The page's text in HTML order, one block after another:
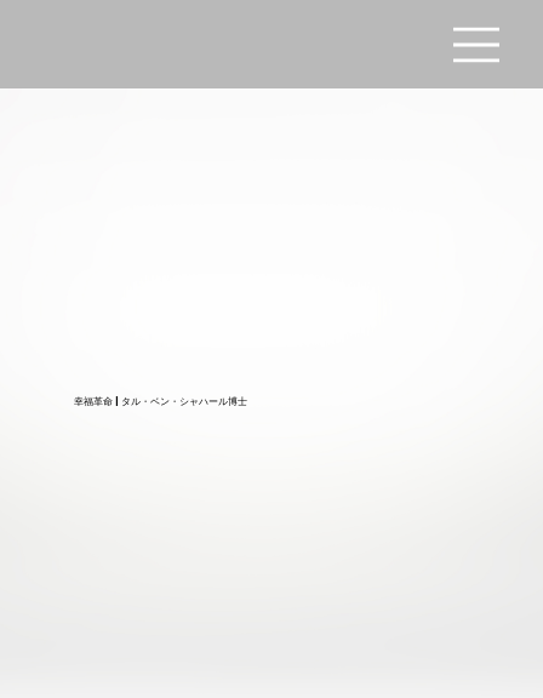
幸福革命 | タル・ベン・シャハール博士